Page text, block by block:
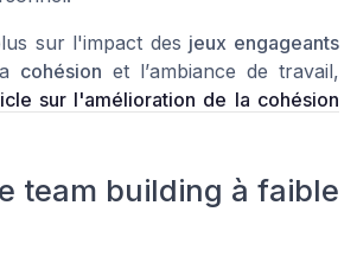
sur l'impact des jeux engageants
cohésion et l’ambiance de travail,
sur l'amélioration de la cohésion
team building à faible